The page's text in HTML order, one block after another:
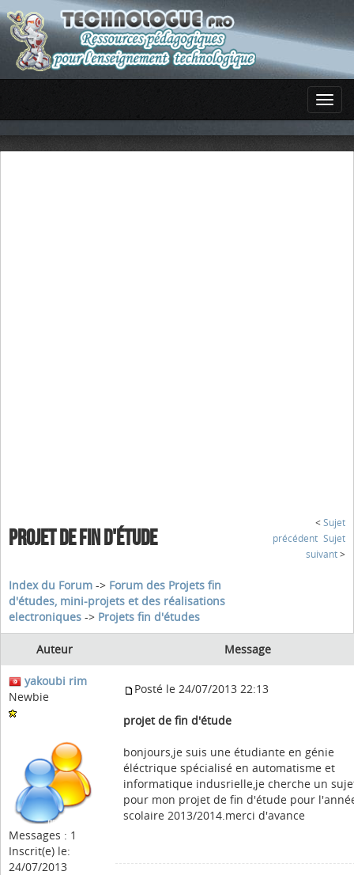
PROJET DE FIN D'ÉTUDE
< Sujet
précédent Sujet
suivant >
Index du Forum -> Forum des Projets fin
d'études, mini-projets et des réalisations
electroniques -> Projets fin d'études
Auteur Message
yakoubi rim
Newbie
Messages : 1
Inscrit(e) le:
24/07/2013
Posté le 24/07/2013 22:13
projet de fin d'étude
bonjours,je suis une étudiante en génie
éléctrique spécialisé en automatisme et
informatique indusrielle,je cherche un
pour mon projet de fin d'étude pour
scolaire 2013/2014.merci d'avance